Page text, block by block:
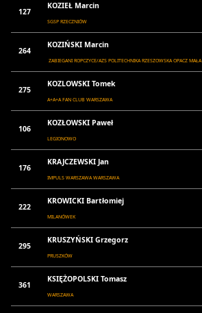
127
KOZIEŁ Marcin
SGSP RZECZNIÓW
264
KOZIŃSKI Marcin
ZABIEGANI ROPCZYCE/AZS POLITECHNIKA RZESZOWSKA OPACZ MAŁA
275
KOZLOWSKI Tomek
A+A+A FAN CLUB WARSZAWA
106
KOZŁOWSKI Paweł
LEGIONOWO
176
KRAJCZEWSKI Jan
IMPULS WARSZAWA WARSZAWA
222
KROWICKI Bartłomiej
MILANÓWEK
295
KRUSZYŃSKI Grzegorz
PRUSZKÓW
361
KSIĘŻOPOLSKI Tomasz
WARSZAWA